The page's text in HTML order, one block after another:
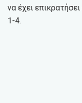
να έχει
1-4.